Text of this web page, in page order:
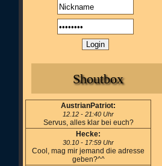
Shoutbox
AustrianPatriot:
12.12 - 21:40 Uhr
Servus, alles klar bei euch?
Hecke:
30.10 - 17:59 Uhr
Cool, mag mir jemand die adresse
geben?^^